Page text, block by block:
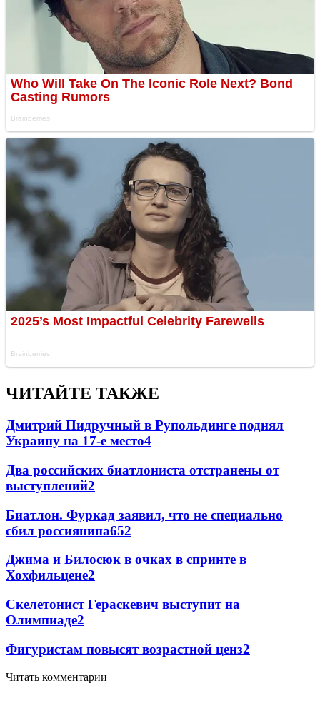
ЧИТАЙТЕ ТАКЖЕ
Дмитрий Пидручный в Рупольдинге поднял
Украину на 17-е место4
Два российских биатлониста отстранены от
выступлений2
Биатлон. Фуркад заявил, что не специально
сбил россиянина652
Джима и Билосюк в очках в спринте в
Хохфильцене2
Скелетонист Гераскевич выступит на
Олимпиаде2
Фигуристам повысят возрастной ценз2
Читать комментарии